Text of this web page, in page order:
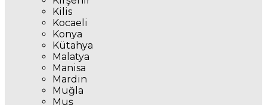
Kilis
Kocaeli
Konya
Kütahya
Malatya
Manisa
Mardin
Muğla
Muş